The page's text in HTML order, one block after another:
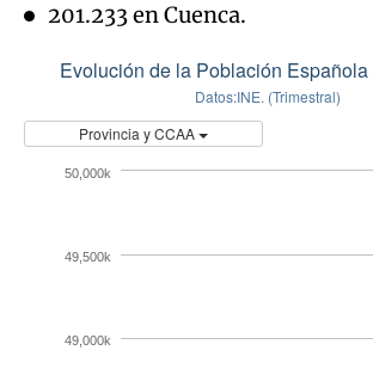
201.233 en Cuenca.